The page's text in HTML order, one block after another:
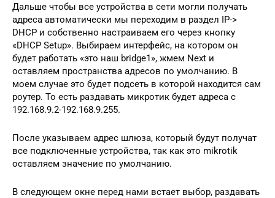
Дальше чтобы все устройства в сети могли получать
адреса автоматически мы переходим в раздел IP->
DHCP и собственно настраиваем его через кнопку
«DHCP Setup». Выбираем интерфейс, на котором он
будет работать «это наш bridge1», жмем Next и
оставляем пространства адресов по умолчанию. В
моем случае это будет подсеть в которой находится сам
роутер. То есть раздавать микротик будет адреса с
192.168.9.2-192.168.9.255.
После указываем адрес шлюза, который будут получат
все подключенные устройства, так как это mikrotik
оставляем значение по умолчанию.
В следующем окне перед нами встает выбор, раздавать